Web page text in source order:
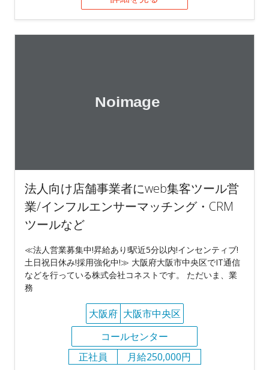
法人向け店舗事業者にweb集客ツール営
業/インフルエンサーマッチング・CRM
ツールなど
≪法人営業募集中!昇給あり!駅近5分以内!インセンティブ!
土日祝日休み!採用強化中!≫ 大阪府大阪市中央区でIT通信
などを行っている株式会社コネストです。 ただいま、業
務
大阪府 大阪市中央区
コールセンター
正社員
月給250,000円